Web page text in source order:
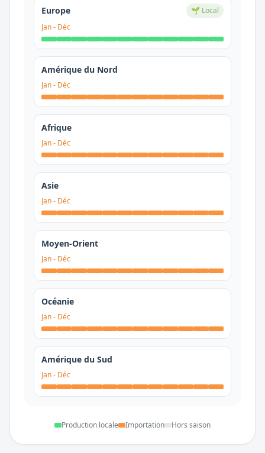
Europe
🌱 Local
Jan- Déc
Amérique du Nord
Jan- Déc
Afrique
Jan- Déc
Asie
Jan- Déc
Moyen-Orient
Jan- Déc
Océanie
Jan- Déc
Amérique du Sud
Jan- Déc
Production locale Importation Hors saison